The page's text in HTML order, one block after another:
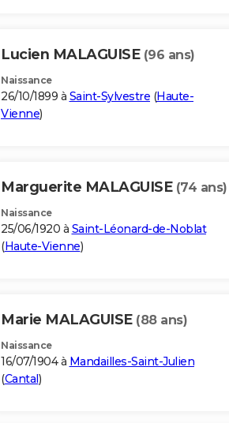
Lucien MALAGUISE (96 ans)
Naissance
26/10/1899 à Saint-Sylvestre (Haute-
Vienne)
Marguerite MALAGUISE (74 ans)
Naissance
25/06/1920 à Saint-Léonard-de-Noblat
(Haute-Vienne)
Marie MALAGUISE (88 ans)
Naissance
16/07/1904 à Mandailles-Saint-Julien
(Cantal)